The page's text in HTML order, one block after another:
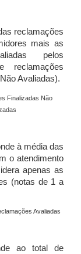
reclamações
mais as
pelos
reclamações
Avaliadas).
Finalizadas Não
à média das
o atendimento
apenas as
(notas de 1 a
Avaliadas
ao total de